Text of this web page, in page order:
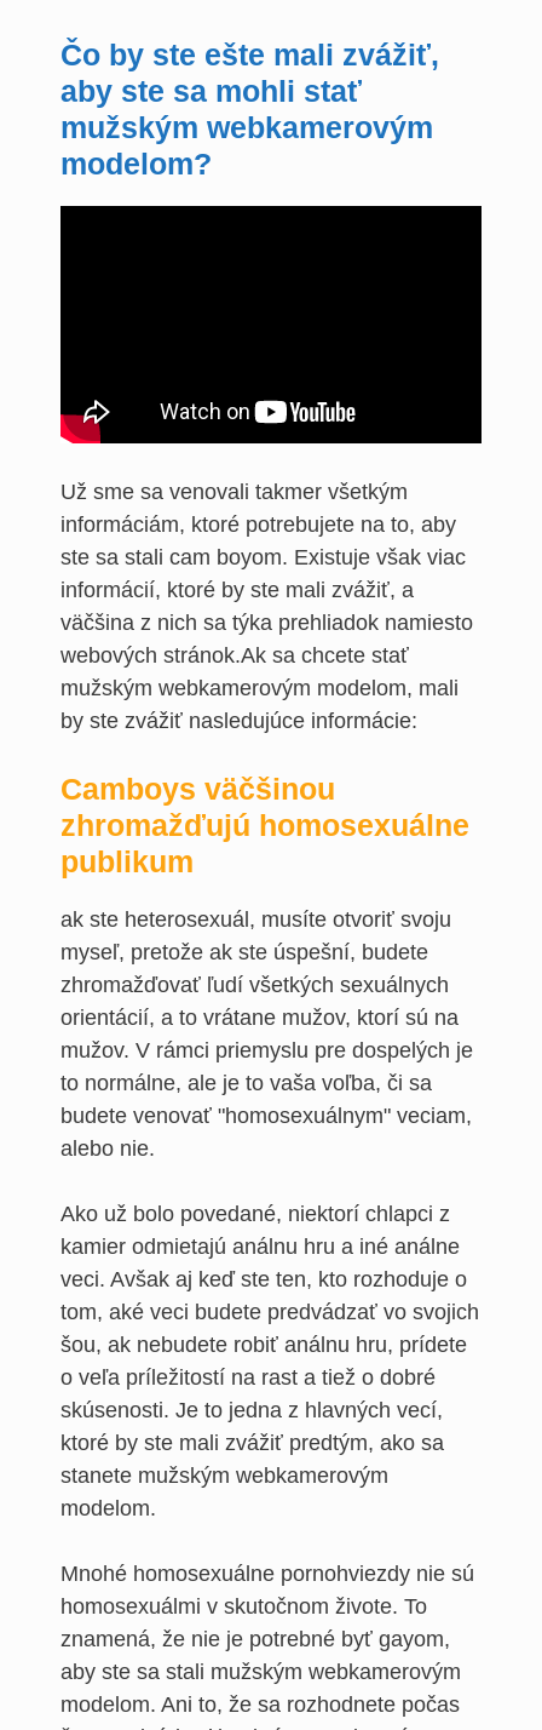
Čo by ste ešte mali zvážiť,
aby ste sa mohli stať
mužským webkamerovým
modelom?
Už sme sa venovali takmer všetkým
informáciám, ktoré potrebujete na to, aby
ste sa stali cam boyom. Existuje však viac
informácií, ktoré by ste mali zvážiť, a
väčšina z nich sa týka prehliadok namiesto
webových stránok.Ak sa chcete stať
mužským webkamerovým modelom, mali
by ste zvážiť nasledujúce informácie:
Camboys väčšinou
zhromažďujú homosexuálne
publikum
ak ste heterosexuál, musíte otvoriť svoju
myseľ, pretože ak ste úspešní, budete
zhromažďovať ľudí všetkých sexuálnych
orientácií, a to vrátane mužov, ktorí sú na
mužov. V rámci priemyslu pre dospelých je
to normálne, ale je to vaša voľba, či sa
budete venovať "homosexuálnym" veciam,
alebo nie.
Ako už bolo povedané, niektorí chlapci z
kamier odmietajú análnu hru a iné análne
veci. Avšak aj keď ste ten, kto rozhoduje o
tom, aké veci budete predvádzať vo svojich
šou, ak nebudete robiť análnu hru, prídete
o veľa príležitostí na rast a tiež o dobré
skúsenosti. Je to jedna z hlavných vecí,
ktoré by ste mali zvážiť predtým, ako sa
stanete mužským webkamerovým
modelom.
Mnohé homosexuálne pornohviezdy nie sú
homosexuálmi v skutočnom živote. To
znamená, že nie je potrebné byť gayom,
aby ste sa stali mužským webkamerovým
modelom. Ani to, že sa rozhodnete počas